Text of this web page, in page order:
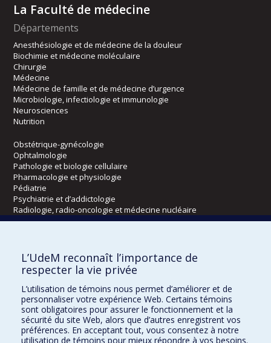
La Faculté de médecine
Départements
Anesthésiologie et de médecine de la douleur
Biochimie et médecine moléculaire
Chirurgie
Médecine
Médecine de famille et de médecine d’urgence
Microbiologie, infectiologie et immunologie
Neurosciences
Nutrition
Obstétrique-gynécologie
Ophtalmologie
Pathologie et biologie cellulaire
Pharmacologie et physiologie
Pédiatrie
Psychiatrie et d’addictologie
Radiologie, radio-oncologie et médecine nucléaire
Écoles
Kinésiologie et des sciences de l’activité physique
Orthophonie et audiologie
Réadaptation
Directions
DPC
L’UdeM reconnaît l’importance de
respecter la vie privée
L’utilisation de témoins nous permet d’améliorer et de
personnaliser votre expérience Web. Certains témoins
sont obligatoires pour assurer le fonctionnement et la
sécurité du site Web, alors que d’autres enregistrent vos
préférences. En acceptant tout, vous consentez à notre
utilisation de témoins pour mieux répondre à vos besoins.